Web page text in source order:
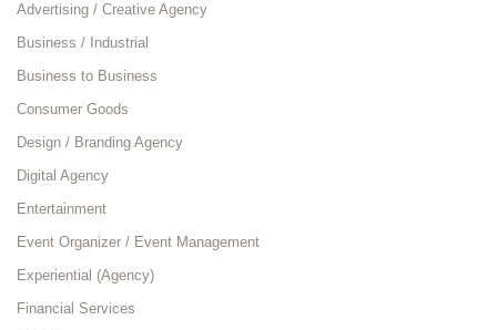
Advertising / Creative Agency
Business / Industrial
Business to Business
Consumer Goods
Design / Branding Agency
Digital Agency
Entertainment
Event Organizer / Event Management
Experiential (Agency)
Financial Services